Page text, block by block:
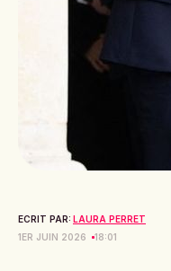
ECRIT PAR: LAURA PERRET
1ER JUIN 2026
18:01